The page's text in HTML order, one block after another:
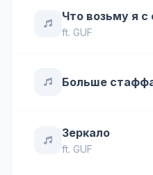
Что возьму я с
ft. GUF
Больше
Зеркало
ft. GUF